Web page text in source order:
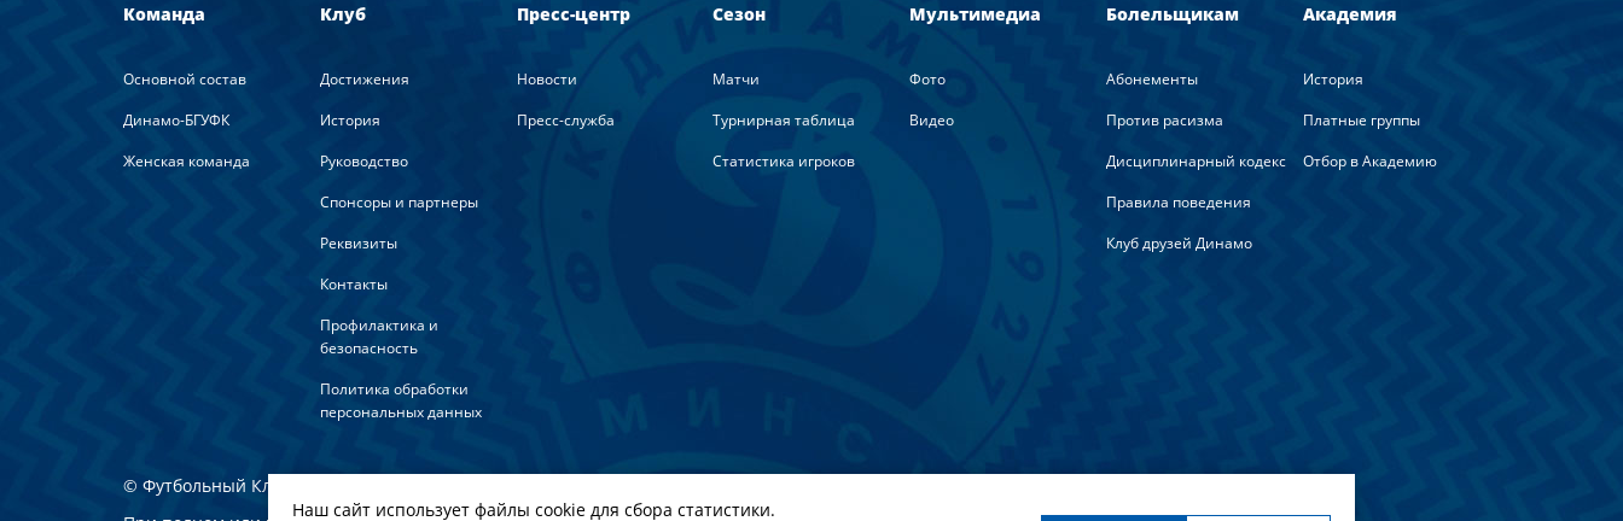
Команда
Основной состав
Динамо-БГУФК
Женская команда
Клуб
Достижения
История
Руководство
Спонсоры и партнеры
Реквизиты
Контакты
Профилактика и
безопасность
Политика обработки
персональных данных
Пресс-центр
Новости
Пресс-служба
Сезон
Матчи
Турнирная таблица
Статистика игроков
Мультимедиа
Фото
Видео
Болельщикам
Абонементы
Против расизма
Дисциплинарный кодекс
Правила поведения
Клуб друзей Динамо
Академия
История
Платные группы
Отбор в Академию
© Футбольный Клуб Динамо-Минск. 2022
Наш сайт использует файлы cookie для сбора статистики.